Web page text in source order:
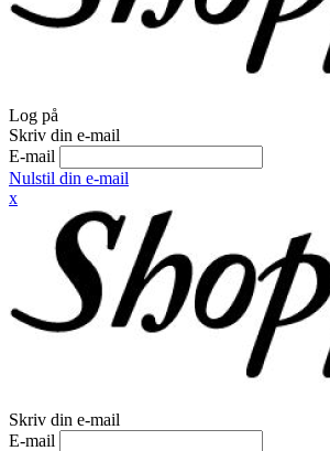
Log på
Skriv din e-mail
E-mail
Nulstil din e-mail
x
Skriv din e-mail
E-mail